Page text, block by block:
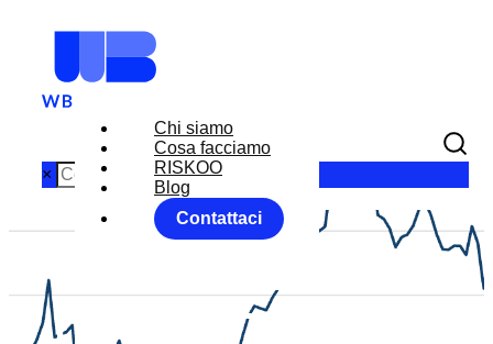
Chi siamo
Cosa facciamo
RISKOO
Blog
Contattaci
×
METALLI